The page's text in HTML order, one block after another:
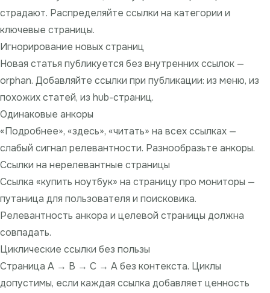
страдают. Распределяйте ссылки на категории и
ключевые страницы.
Игнорирование новых страниц
Новая статья публикуется без внутренних ссылок —
orphan. Добавляйте ссылки при публикации: из меню, из
похожих статей, из hub-страниц.
Одинаковые анкоры
«Подробнее», «здесь», «читать» на всех ссылках —
слабый сигнал релевантности. Разнообразьте анкоры.
Ссылки на нерелевантные страницы
Ссылка «купить ноутбук» на страницу про мониторы —
путаница для пользователя и поисковика.
Релевантность анкора и целевой страницы должна
совпадать.
Циклические ссылки без пользы
Страница A → B → C → A без контекста. Циклы
допустимы, если каждая ссылка добавляет ценность